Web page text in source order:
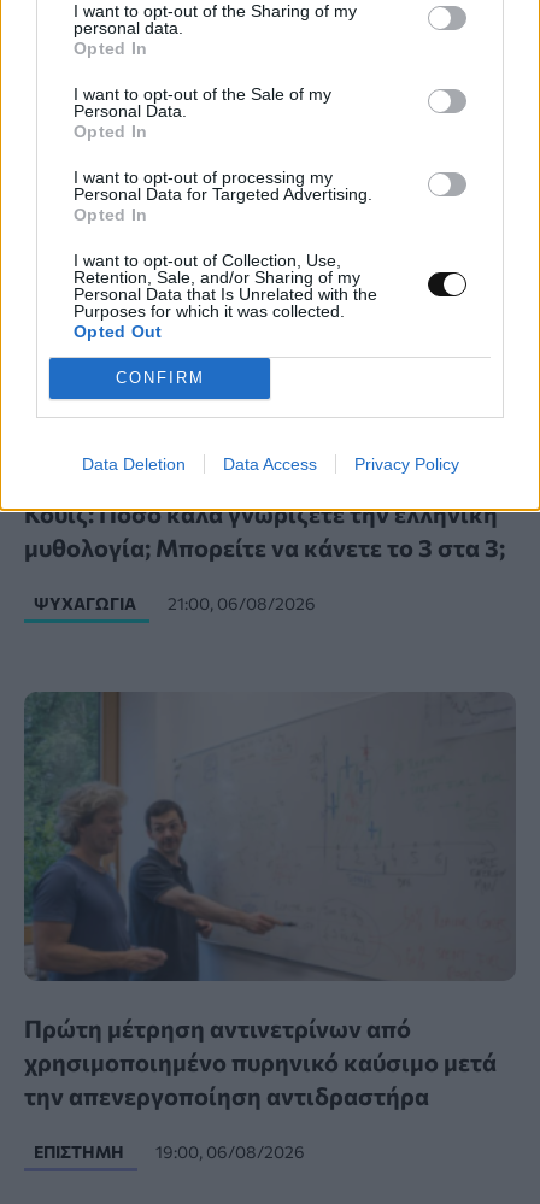
I want to opt-out of the Sharing of my
personal data.
Opted In
I want to opt-out of the Sale of my
Personal Data.
Opted In
I want to opt-out of processing my
Personal Data for Targeted Advertising.
Opted In
I want to opt-out of Collection, Use,
Retention, Sale, and/or Sharing of my
Personal Data that Is Unrelated with the
Purposes for which it was collected.
Opted Out
CONFIRM
Data Deletion Data Access Privacy Policy
ανεπιθύμητες αντιδράσεις
ΕΠΙΣΤΉΜΗ 22:00, 06/08/2026
Κουίζ: Πόσο καλά γνωρίζετε την ελληνική
μυθολογία; Μπορείτε να κάνετε το 3 στα 3;
ΨΥΧΑΓΩΓΊΑ 21:00, 06/08/2026
Πρώτη μέτρηση αντινετρίνων από
χρησιμοποιημένο πυρηνικό καύσιμο μετά
την απενεργοποίηση αντιδραστήρα
ΕΠΙΣΤΉΜΗ 19:00, 06/08/2026